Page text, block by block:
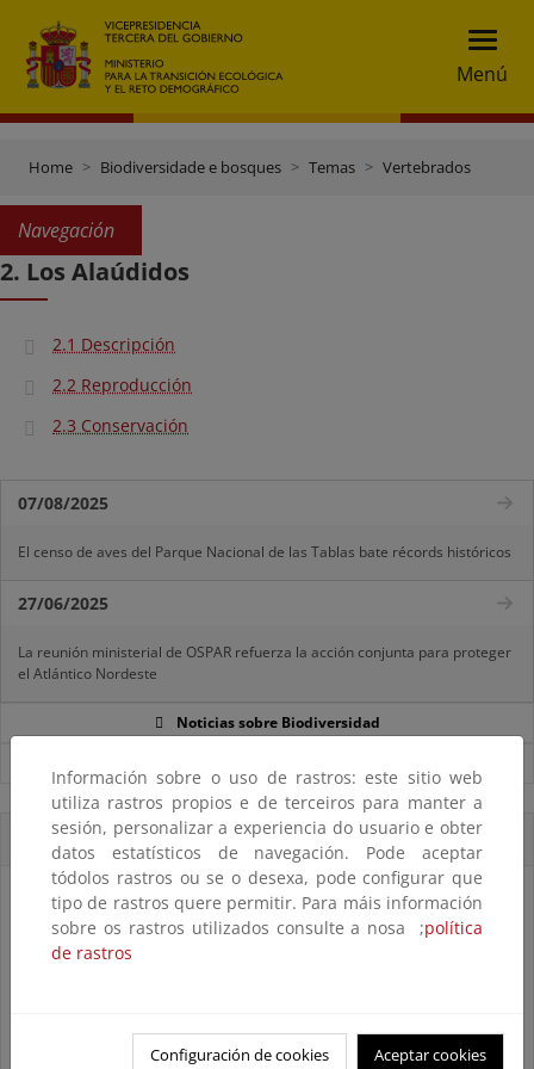
Menú
Home Biodiversidade e bosques Temas Vertebrados
Navegación
2. Los Alaúdidos
2.1 Descripción
2.2 Reproducción
2.3 Conservación
07/08/2025
El censo de aves del Parque Nacional de las Tablas bate récords históricos
27/06/2025
La reunión ministerial de OSPAR refuerza la acción conjunta para proteger
el Atlántico Nordeste
Noticias sobre Biodiversidad
Accesos directos
Información sobre o uso de rastros: este sitio web
utiliza rastros propios e de terceiros para manter a
sesión, personalizar a experiencia do usuario e obter
datos estatísticos de navegación. Pode aceptar
tódolos rastros ou se o desexa, pode configurar que
tipo de rastros quere permitir. Para máis información
sobre os rastros utilizados consulte a nosa ;política
de rastros
Configuración de cookies Aceptar cookies